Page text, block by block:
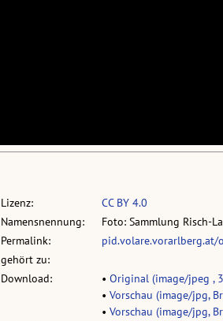
Lizenz:
CC BY 4.0
Namensnennung:
Foto: Sammlung Risch-
Permalink:
pid.volare.vorarlberg.at/
gehört zu:
Download:
• Original (image/jpeg ,
• Vorschau (image/jpg,
• Vorschau (image/jpg,